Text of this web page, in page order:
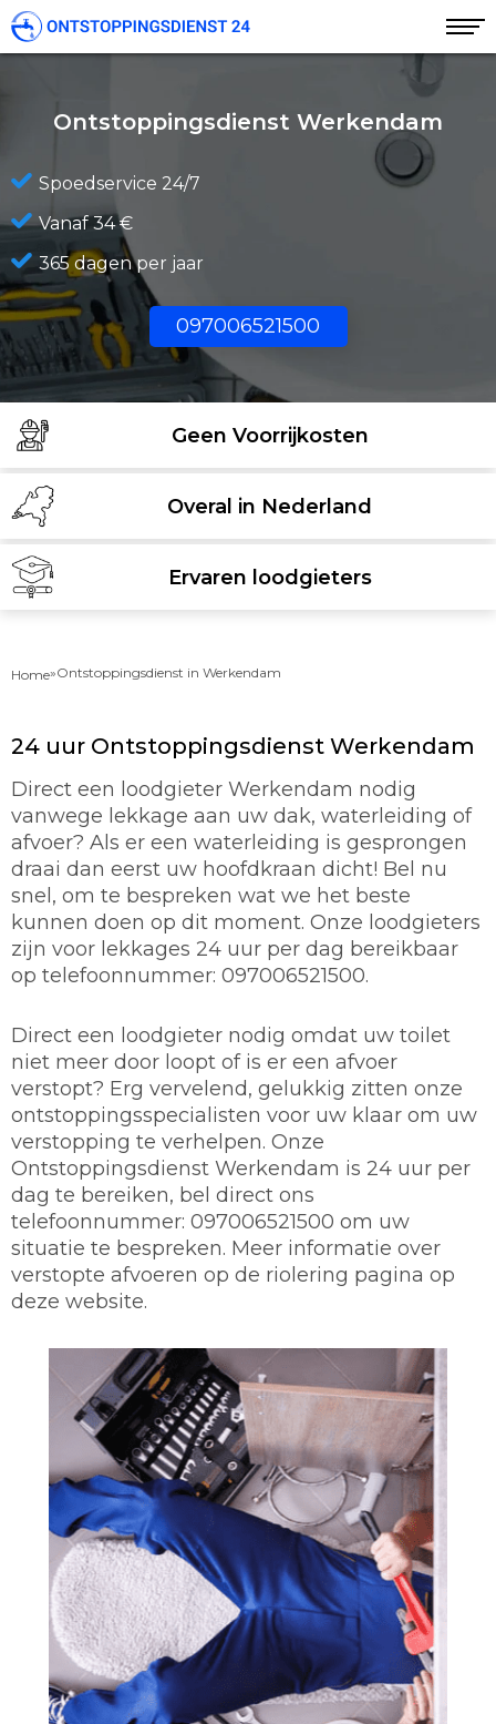
Ontstoppingsdienst Werkendam
Spoedservice 24/7
Vanaf 34 €
365 dagen per jaar
097006521500
Geen Voorrijkosten
Overal in Nederland
Ervaren loodgieters
Home»Ontstoppingsdienst in Werkendam
24 uur Ontstoppingsdienst Werkendam
Direct een loodgieter Werkendam nodig
vanwege lekkage aan uw dak, waterleiding of
afvoer? Als er een waterleiding is gesprongen
draai dan eerst uw hoofdkraan dicht! Bel nu
snel, om te bespreken wat we het beste
kunnen doen op dit moment. Onze loodgieters
zijn voor lekkages 24 uur per dag bereikbaar
op telefoonnummer: 097006521500.
Direct een loodgieter nodig omdat uw toilet
niet meer door loopt of is er een afvoer
verstopt? Erg vervelend, gelukkig zitten onze
ontstoppingsspecialisten voor uw klaar om uw
verstopping te verhelpen. Onze
Ontstoppingsdienst Werkendam is 24 uur per
dag te bereiken, bel direct ons
telefoonnummer: 097006521500 om uw
situatie te bespreken. Meer informatie over
verstopte afvoeren op de riolering pagina op
deze website.